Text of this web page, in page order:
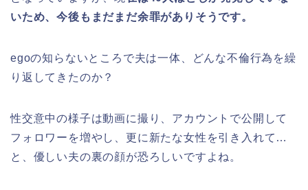
いため、今後もまだまだ余罪がありそうです。
egoの知らないところで夫は一体、どんな不倫行為を繰
り返してきたのか？
性交意中の様子は動画に撮り、アカウントで公開して
フォロワーを増やし、更に新たな女性を引き入れて…
と、優しい夫の裏の顔が恐ろしいですよね。